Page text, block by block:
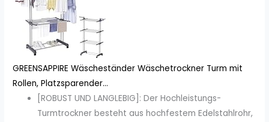
GREENSAPPIRE Wäscheständer Wäschetrockner Turm mit
Rollen, Platzsparender...
[ROBUST UND LANGLEBIG]: Der Hochleistungs-
Turmtrockner besteht aus hochfestem Edelstahlrohr,